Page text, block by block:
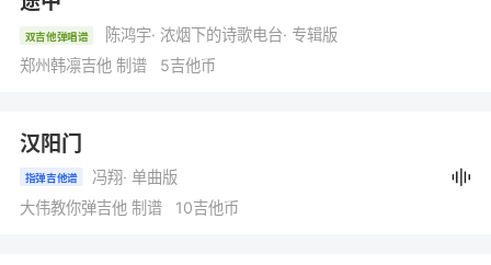
双吉他弹唱谱 陈鸿宇· 浓烟下的诗歌电台· 专辑版
郑州韩凛吉他 制谱 5吉他币
汉阳门
指弹吉他谱 冯翔· 单曲版
大伟教你弹吉他 制谱 10吉他币